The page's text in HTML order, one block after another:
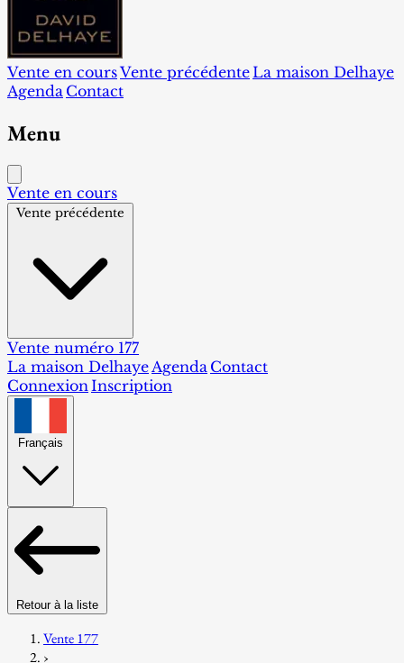
Vente en coursVente précédente La maison Delhaye
Agenda Contact
Menu
Vente en cours
Vente précédente
Vente numéro 177
La maison DelhayeAgenda Contact
ConnexionInscription
Français
Retour à la liste
Vente 177
›